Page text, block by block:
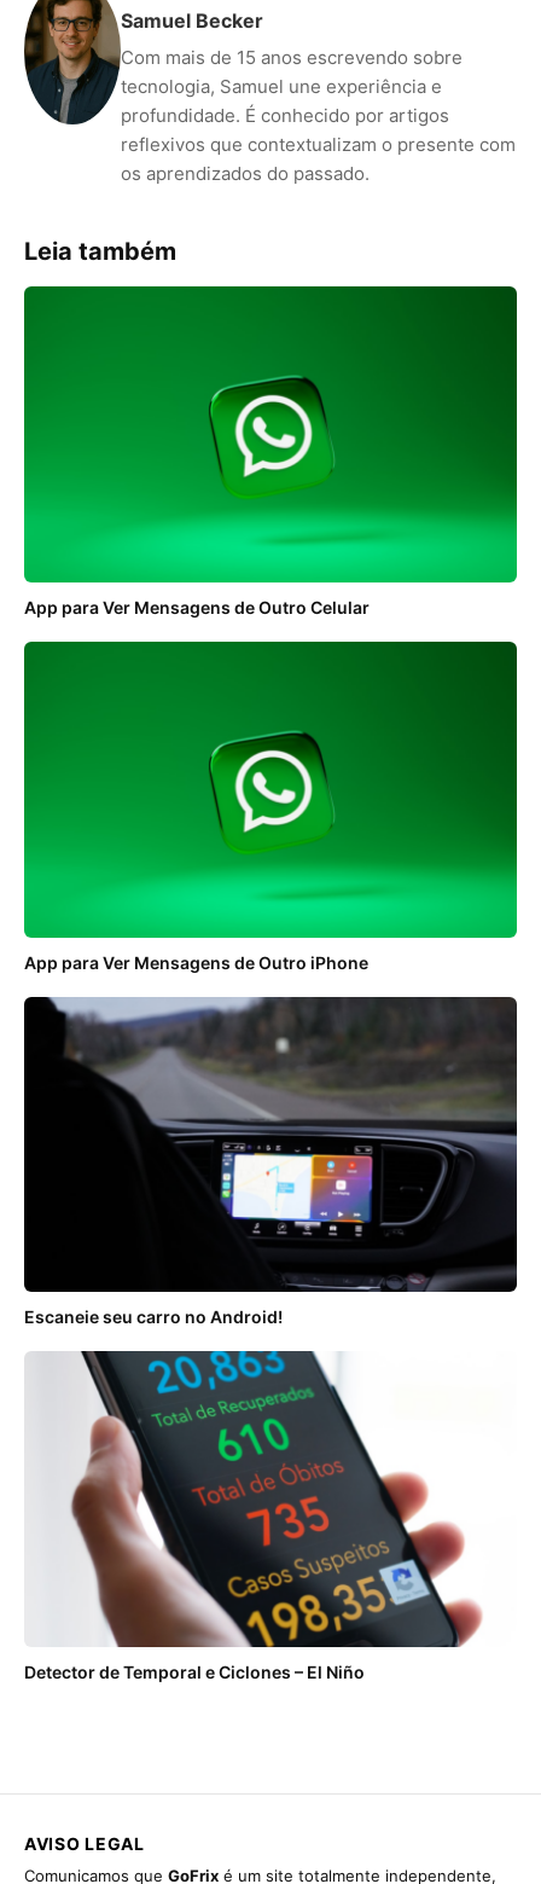
Samuel Becker
Com mais de 15 anos escrevendo sobre
tecnologia, Samuel une experiência e
profundidade. É conhecido por artigos
reflexivos que contextualizam o presente com
os aprendizados do passado.
Leia também
App para Ver Mensagens de Outro Celular
App para Ver Mensagens de Outro iPhone
Escaneie seu carro no Android!
Detector de Temporal e Ciclones – El Niño
AVISO LEGAL
Comunicamos que GoFrix é um site totalmente independente,